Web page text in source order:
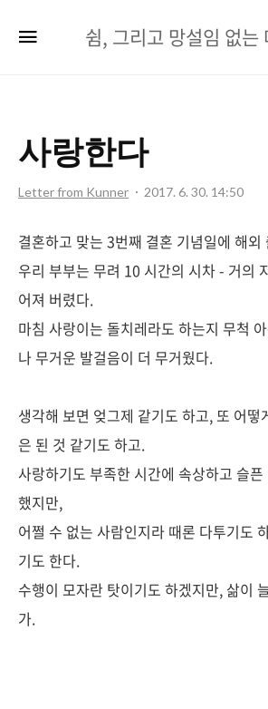
쉼,
그
설
없
는
마
침
쉼, 그리고 망설임 없는
사랑한다
Letter from Kunner 2017. 6. 30. 14:50
결혼하고 맞는 3번째 결혼 기념일에 해
우리 부부는 무려 10 시간의 시차 - 거의
어져 버렸다.
마침 사랑이는 돌치레라도 하는지 무척
나 무거운 발걸음이 더 무거웠다.
생각해 보면 엊그제 같기도 하고, 또 어떻
은 된 것 같기도 하고.
사랑하기도 부족한 시간에 속상하고 슬
했지만,
어쩔 수 없는 사람인지라 때론 다투기도
기도 한다.
수행이 모자란 탓이기도 하겠지만, 삶이
가.